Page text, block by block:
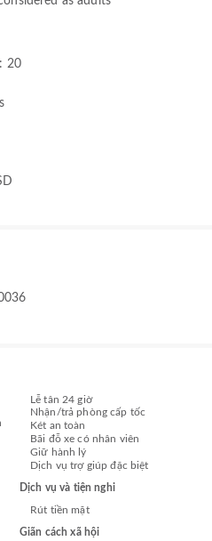
20
Lễ tân 24 giờ
Nhận/trả phòng cấp tốc
Két an toàn
Bãi đỗ xe có nhân viên
Giữ hành lý
Dịch vụ trợ giúp đặc biệt
Dịch vụ và tiện nghi
Rút tiền mặt
Giãn cách xã hội